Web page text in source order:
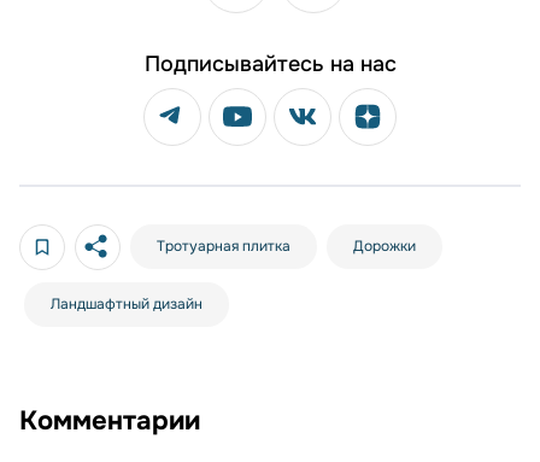
Подписывайтесь на нас
Тротуарная плитка Дорожки
Ландшафтный дизайн
Комментарии